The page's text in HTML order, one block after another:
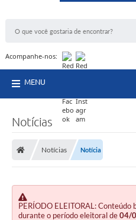
Acompanhe-nos:
MENU
Notícias
Notícias Notícia
PERÍODO ELEITORAL: Conteúdo
durante o período eleitoral de04/